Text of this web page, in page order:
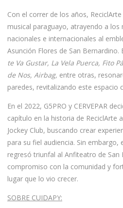
Con el correr de los años, ReciclArte
musical paraguayo, atrayendo a
nacionales e internacionales al
Asunción Flores de San
te Va Gustar, La Vela Puerca, Fito
de Nos, Airbag, entre otras,
paredes, revitalizando este espacio
En el 2022, G5PRO y CERVEPAR
capítulo en la historia de ReciclArte
Jockey Club, buscando crear
para su fiel audiencia. Sin embargo,
regresó triunfal al Anfiteatro de San
compromiso con la comunidad y
lugar que lo vio crecer.
SOBRE CUIDAPY: